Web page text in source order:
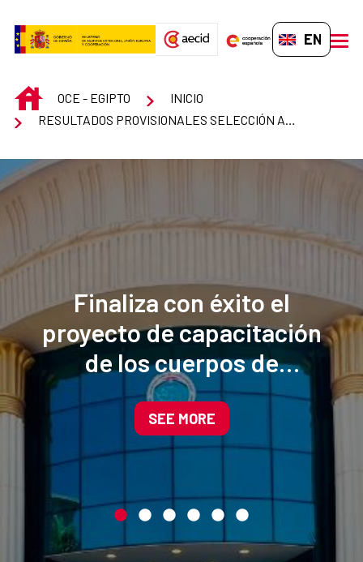
EN-GB
INICIOOCE - EGIPTO
INICIO
Finaliza con éxito el
proyecto de capacitación
de los cuerpos de
seguridad egipcio apoyado
por el Ministerio de Interior
de España
SEE MORE